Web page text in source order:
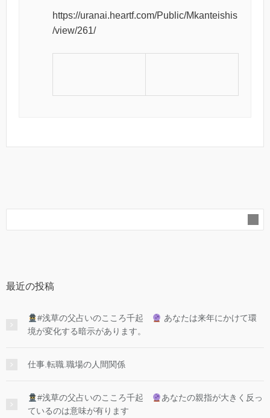
https://uranai.heartf.com/Public/Mkanteishis
/view/261/
最近の投稿
#浅草の父占いのこころ千起
あなたは来年にかけて環
境が変化する暗示があります。
仕事.転職.職場の人間関係
#浅草の父占いのこころ千起
あなたの親指が大きく反っ
ているのは意味が有ります